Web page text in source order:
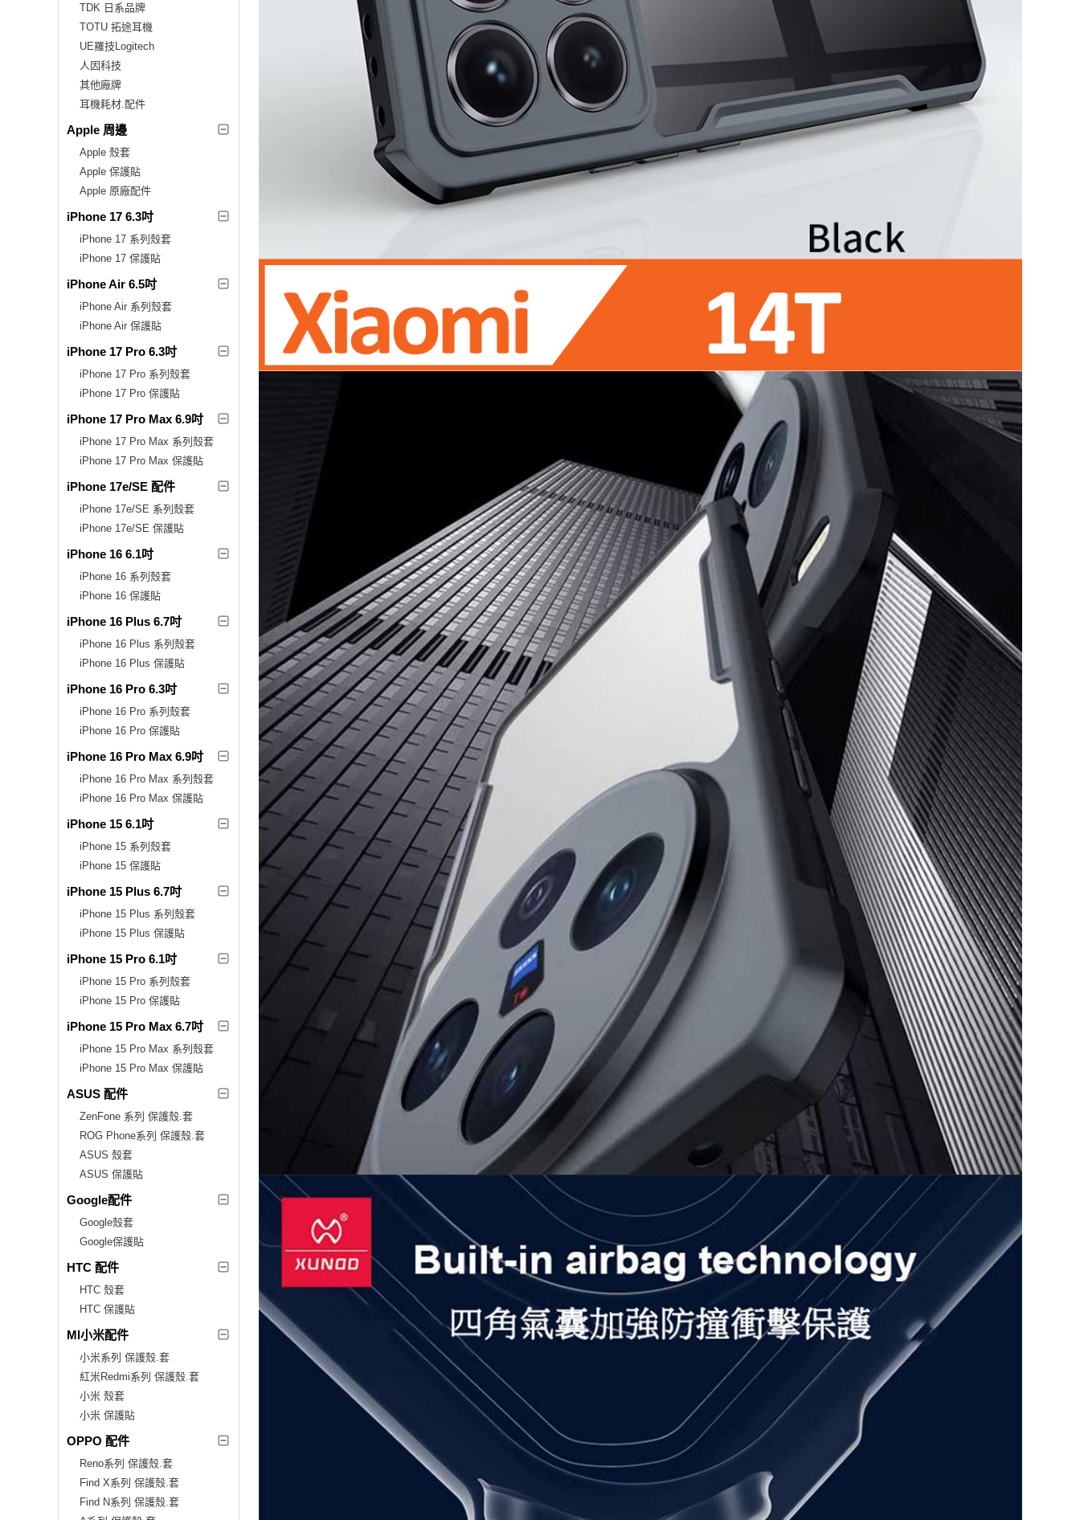
TDK 日系品牌
TOTU 拓途耳機
UE羅技Logitech
人因科技
其他廠牌
耳機耗材.配件
Apple 周邊
Apple 殼套
Apple 保護貼
Apple 原廠配件
iPhone 17 6.3吋
iPhone 17 系列殼套
iPhone 17 保護貼
iPhone Air 6.5吋
iPhone Air 系列殼套
iPhone Air 保護貼
iPhone 17 Pro 6.3吋
iPhone 17 Pro 系列殼套
iPhone 17 Pro 保護貼
iPhone 17 Pro Max 6.9吋
iPhone 17 Pro Max 系列殼套
iPhone 17 Pro Max 保護貼
iPhone 17e/SE 配件
iPhone 17e/SE 系列殼套
iPhone 17e/SE 保護貼
iPhone 16 6.1吋
iPhone 16 系列殼套
iPhone 16 保護貼
iPhone 16 Plus 6.7吋
iPhone 16 Plus 系列殼套
iPhone 16 Plus 保護貼
iPhone 16 Pro 6.3吋
iPhone 16 Pro 系列殼套
iPhone 16 Pro 保護貼
iPhone 16 Pro Max 6.9吋
iPhone 16 Pro Max 系列殼套
iPhone 16 Pro Max 保護貼
iPhone 15 6.1吋
iPhone 15 系列殼套
iPhone 15 保護貼
iPhone 15 Plus 6.7吋
iPhone 15 Plus 系列殼套
iPhone 15 Plus 保護貼
iPhone 15 Pro 6.1吋
iPhone 15 Pro 系列殼套
iPhone 15 Pro 保護貼
iPhone 15 Pro Max 6.7吋
iPhone 15 Pro Max 系列殼套
iPhone 15 Pro Max 保護貼
ASUS 配件
ZenFone 系列 保護殼.套
ROG Phone系列 保護殼.套
ASUS 殼套
ASUS 保護貼
Google配件
Google殼套
Google保護貼
HTC 配件
HTC 殼套
HTC 保護貼
MI小米配件
小米系列 保護殼.套
紅米Redmi系列 保護殼.套
小米 殼套
小米 保護貼
OPPO 配件
Reno系列 保護殼.套
Find X系列 保護殼.套
Find N系列 保護殼.套